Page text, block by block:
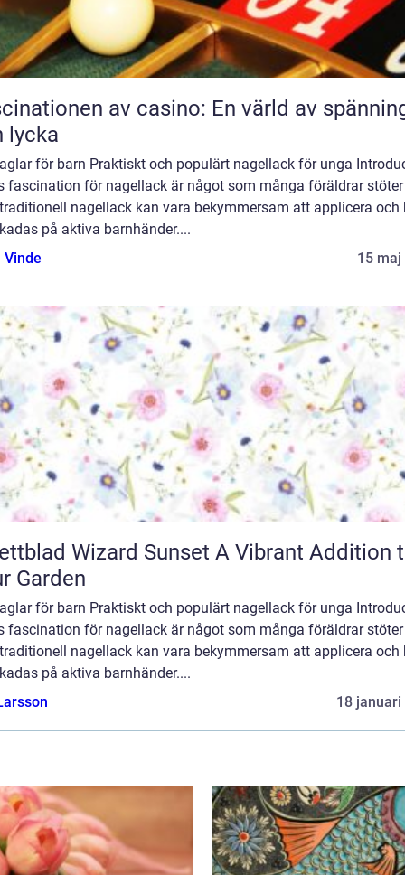
av casino: En värld av
lycka
för barn Praktiskt och populärt nagellack för unga
fascination för nagellack är något som många föräldrar
nagellack kan vara bekymmersam att applicera och
på aktiva barnhänder....
Vinde
15 maj
Wizard Sunset A Vibrant Addition to
Garden
för barn Praktiskt och populärt nagellack för unga
fascination för nagellack är något som många föräldrar
nagellack kan vara bekymmersam att applicera och
på aktiva barnhänder....
18 januari